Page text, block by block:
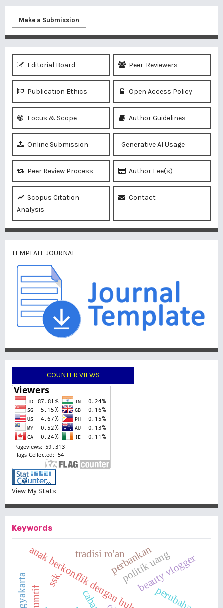
Make a Submission
Editorial Board Peer-Reviewers
Publication Ethics Open Access Policy
Focus & Scope Author Guidelines
Online Submission Generative AI Usage
Peer Review Process Author Fee(s)
Scopus Citation
Analysis
Contact
TEMPLATE JOURNAL
COUNTER VIEWS
View My Stats
Keywords
anak berkonflik dengan hukumbeauty vlogger
politik uang
perubahan
perbankan
ssk.
tradisi ro'an